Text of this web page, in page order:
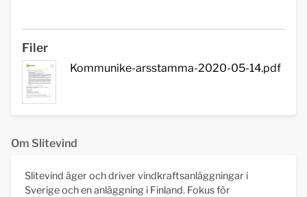
Filer
Kommunike-arsstamma-2020-05-14.pdf
Om Slitevind
Slitevind äger och driver vindkraftsanläggningar i
Sverige och en anläggning i Finland. Fokus för